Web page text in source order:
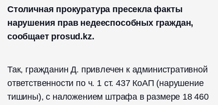
Столичная прокуратура пресекла факты
нарушения прав недееспособных граждан,
сообщает prosud.kz.
Так, гражданин Д. привлечен к административной
ответственности по ч. 1 ст. 437 КоАП (нарушение
тишины), с наложением штрафа в размере 18 460